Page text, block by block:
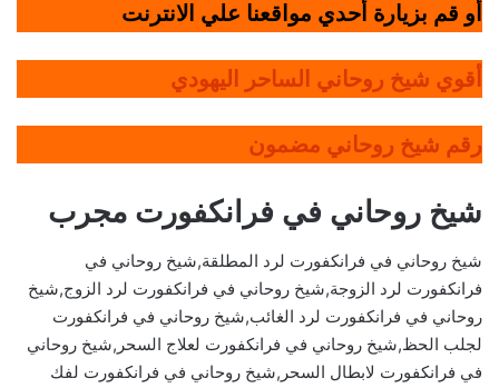
أو قم بزيارة أحدي مواقعنا علي الانترنت
أقوي شيخ روحاني الساحر اليهودي
رقم شيخ روحاني مضمون
شيخ روحاني في فرانكفورت مجرب
شيخ روحاني في فرانكفورت لرد المطلقة,شيخ روحاني في
فرانكفورت لرد الزوجة,شيخ روحاني في فرانكفورت لرد الزوج,شيخ
روحاني في فرانكفورت لرد الغائب,شيخ روحاني في فرانكفورت
لجلب الحظ,شيخ روحاني في فرانكفورت لعلاج السحر,شيخ روحاني
في فرانكفورت لابطال السحر,شيخ روحاني في فرانكفورت لفك